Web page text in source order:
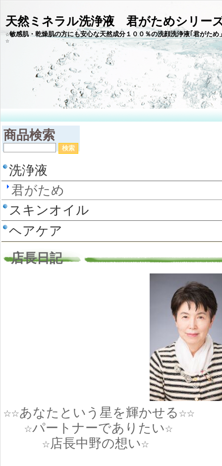
天然ミネラル洗浄液 君がためシリー
☆敏感肌・乾燥肌の方にも安心な天然成分１００％の洗顔洗浄液｢君
商品検索
洗浄液
君がため
スキンオイル
ヘアケア
店長日記
☆☆あなたという星を輝かせる☆☆
☆パートナーでありたい☆
☆店長中野の想い☆